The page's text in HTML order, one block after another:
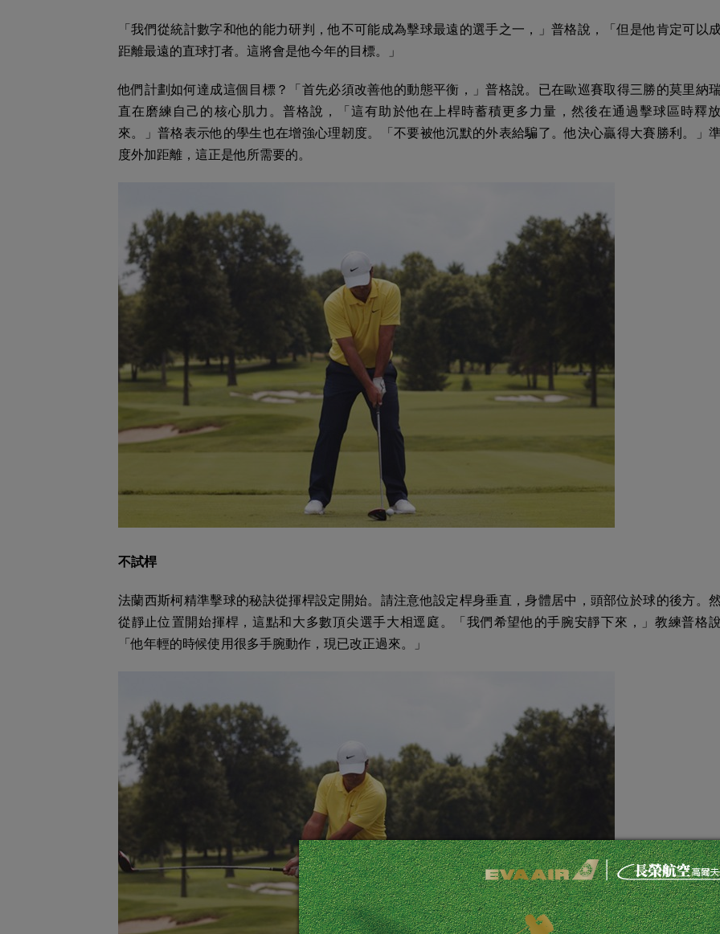
「我們從統計數字和他的能力研判，他不可能成為擊球最遠的選手之一，」普格說，「但是他肯定可以
距離最遠的直球打者。這將會是他今年的目標。」
他們計劃如何達成這個目標？「首先必須改善他的動態平衡，」普格說。已在歐巡賽取得三勝的莫里納
直在磨練自己的核心肌力。普格說，「這有助於他在上桿時蓄積更多力量，然後在通過擊球區時釋
來。」普格表示他的學生也在增強心理韌度。「不要被他沉默的外表給騙了。他決心贏得大賽勝利。」
度外加距離，這正是他所需要的。
不試桿
法蘭西斯柯精準擊球的秘訣從揮桿設定開始。請注意他設定桿身垂直，身體居中，頭部位於球的後方。
從靜止位置開始揮桿，這點和大多數頂尖選手大相逕庭。「我們希望他的手腕安靜下來，」教練普格說
「他年輕的時候使用很多手腕動作，現已改正過來。」